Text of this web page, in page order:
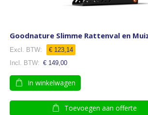
Goodnature Slimme Rattenval en
€ 123,14
€ 149,00
In winkelwagen
Toevoegen aan offerte